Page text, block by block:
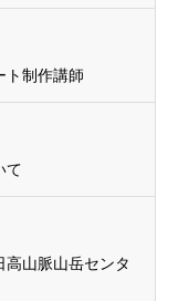
ト制作講師
て
高山脈山岳センタ